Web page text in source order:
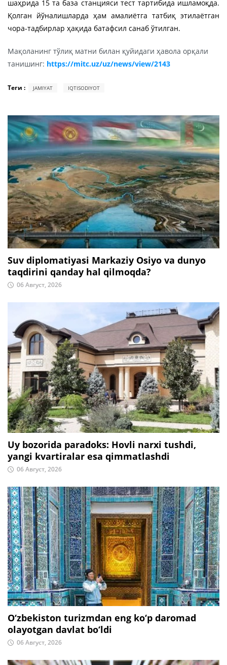
шаҳрида 15 та база станцияси тест тартибида ишламоқда.
Қолган йўналишларда ҳам амалиётга татбиқ этилаётган
чора-тадбирлар ҳақида батафсил санаб ўтилган.
Мақоланинг тўлиқ матни билан қуйидаги ҳавола орқали
танишинг: https://mitc.uz/uz/news/view/2143
Теги : JAMIYAT IQTISODIYOT
Suv diplomatiyasi Markaziy Osiyo va dunyo
taqdirini qanday hal qilmoqda?
06 Август, 2026
Uy bozorida paradoks: Hovli narxi tushdi,
yangi kvartiralar esa qimmatlashdi
06 Август, 2026
O‘zbekiston turizmdan eng ko‘p daromad
olayotgan davlat bo‘ldi
06 Август, 2026